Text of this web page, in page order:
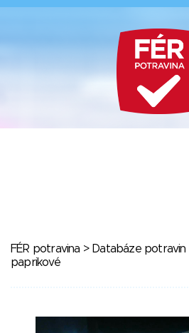
FÉR potravina > Databáze potravin
paprikové